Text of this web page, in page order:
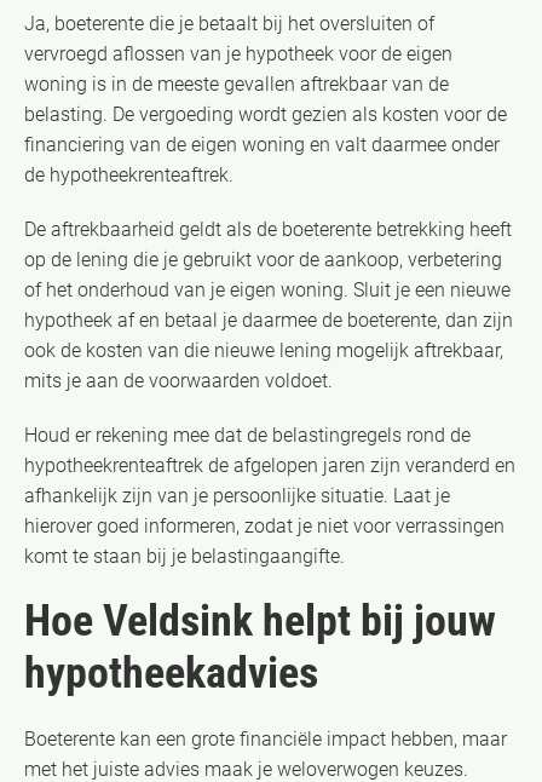
Ja, boeterente die je betaalt bij het oversluiten of
vervroegd aflossen van je hypotheek voor de eigen
woning is in de meeste gevallen aftrekbaar van de
belasting. De vergoeding wordt gezien als kosten voor de
financiering van de eigen woning en valt daarmee onder
de hypotheekrenteaftrek.
De aftrekbaarheid geldt als de boeterente betrekking heeft
op de lening die je gebruikt voor de aankoop, verbetering
of het onderhoud van je eigen woning. Sluit je een nieuwe
hypotheek af en betaal je daarmee de boeterente, dan zijn
ook de kosten van die nieuwe lening mogelijk aftrekbaar,
mits je aan de voorwaarden voldoet.
Houd er rekening mee dat de belastingregels rond de
hypotheekrenteaftrek de afgelopen jaren zijn veranderd en
afhankelijk zijn van je persoonlijke situatie. Laat je
hierover goed informeren, zodat je niet voor verrassingen
komt te staan bij je belastingaangifte.
Hoe Veldsink helpt bij jouw
hypotheekadvies
Boeterente kan een grote financiële impact hebben, maar
met het juiste advies maak je weloverwogen keuzes.